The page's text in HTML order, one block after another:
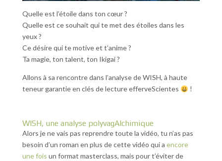
Quelle est l’étoile dans ton cœur ?
Quelle est ce souhait qui te met des étoiles dans les
yeux ?
Ce désire qui te motive et t’anime ?
Ta magie, ton talent, ton Ikigai ?
Allons à sa rencontre dans l’analyse de WISH, à haute
teneur garantie en clés de lecture efferveScientes
!
WISH, une analyse polyvagAlchimique
Alors je ne vais pas reprendre toute la vidéo, tu n’as pas
besoin d’un roman en plus de cette vidéo qui a encore
une fois un format masterclass, mais pour t’éviter de